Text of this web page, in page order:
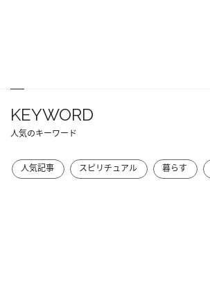
KEYWORD
人気のキーワード
人気記事 スピリチュアル 暮らす